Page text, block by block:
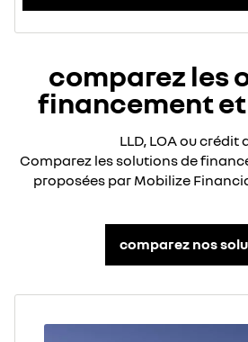
comparez les
financement
LLD, LOA ou crédit
Comparez les solutions de
proposées par Mobilize
comparez nos